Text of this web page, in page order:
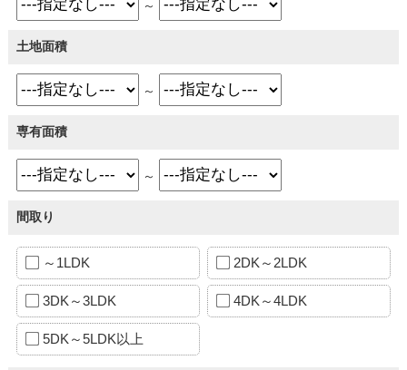
～
土地面積
～
専有面積
～
間取り
～1LDK 2DK～2LDK
3DK～3LDK 4DK～4LDK
5DK～5LDK以上